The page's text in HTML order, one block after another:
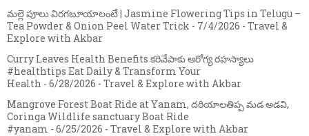
మల్లె పూలు విరగబూయాలంటే | Jasmine Flowering Tips in Telugu –
Tea Powder & Onion Peel Water Trick - 7/4/2026 - Travel &
Explore with Akbar
Curry Leaves Health Benefits కరివేపాకు ఆరోగ్య రహస్యాలు
#healthtips Eat Daily & Transform Your
Health - 6/28/2026 - Travel & Explore with Akbar
Mangrove Forest Boat Ride at Yanam, దరియాలతిప్ప మడ అడవి,
Coringa Wildlife sanctuary Boat Ride
#yanam - 6/25/2026 - Travel & Explore with Akbar